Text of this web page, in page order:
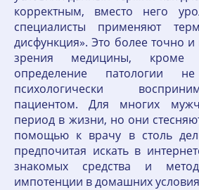
корректным, вместо него
специалисты применяют
дисфункция». Это более точно и
зрения медицины, кроме
определение патологии
психологически
пациентом. Для многих
период в жизни, но они
помощью к врачу в столь
предпочитая искать в
знакомых средства и
импотенции в домашних